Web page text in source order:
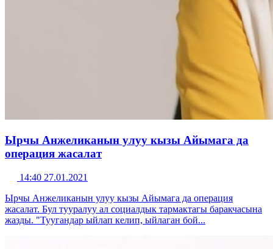
Ырчы Анжеликанын улуу кызы Айымага да
операция жасалат
14:40 27.01.2021
Ырчы Анжеликанын улуу кызы Айымага да операция
жасалат. Бул тууралуу ал социалдык тармактагы баракчасына
жазды. "Туугандар ыйлап келип, ыйлаган бой...